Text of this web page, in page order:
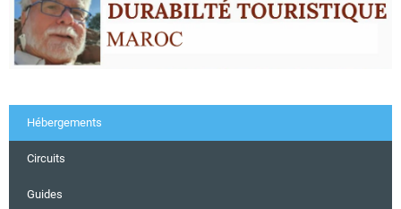
Hébergements
Circuits
Guides